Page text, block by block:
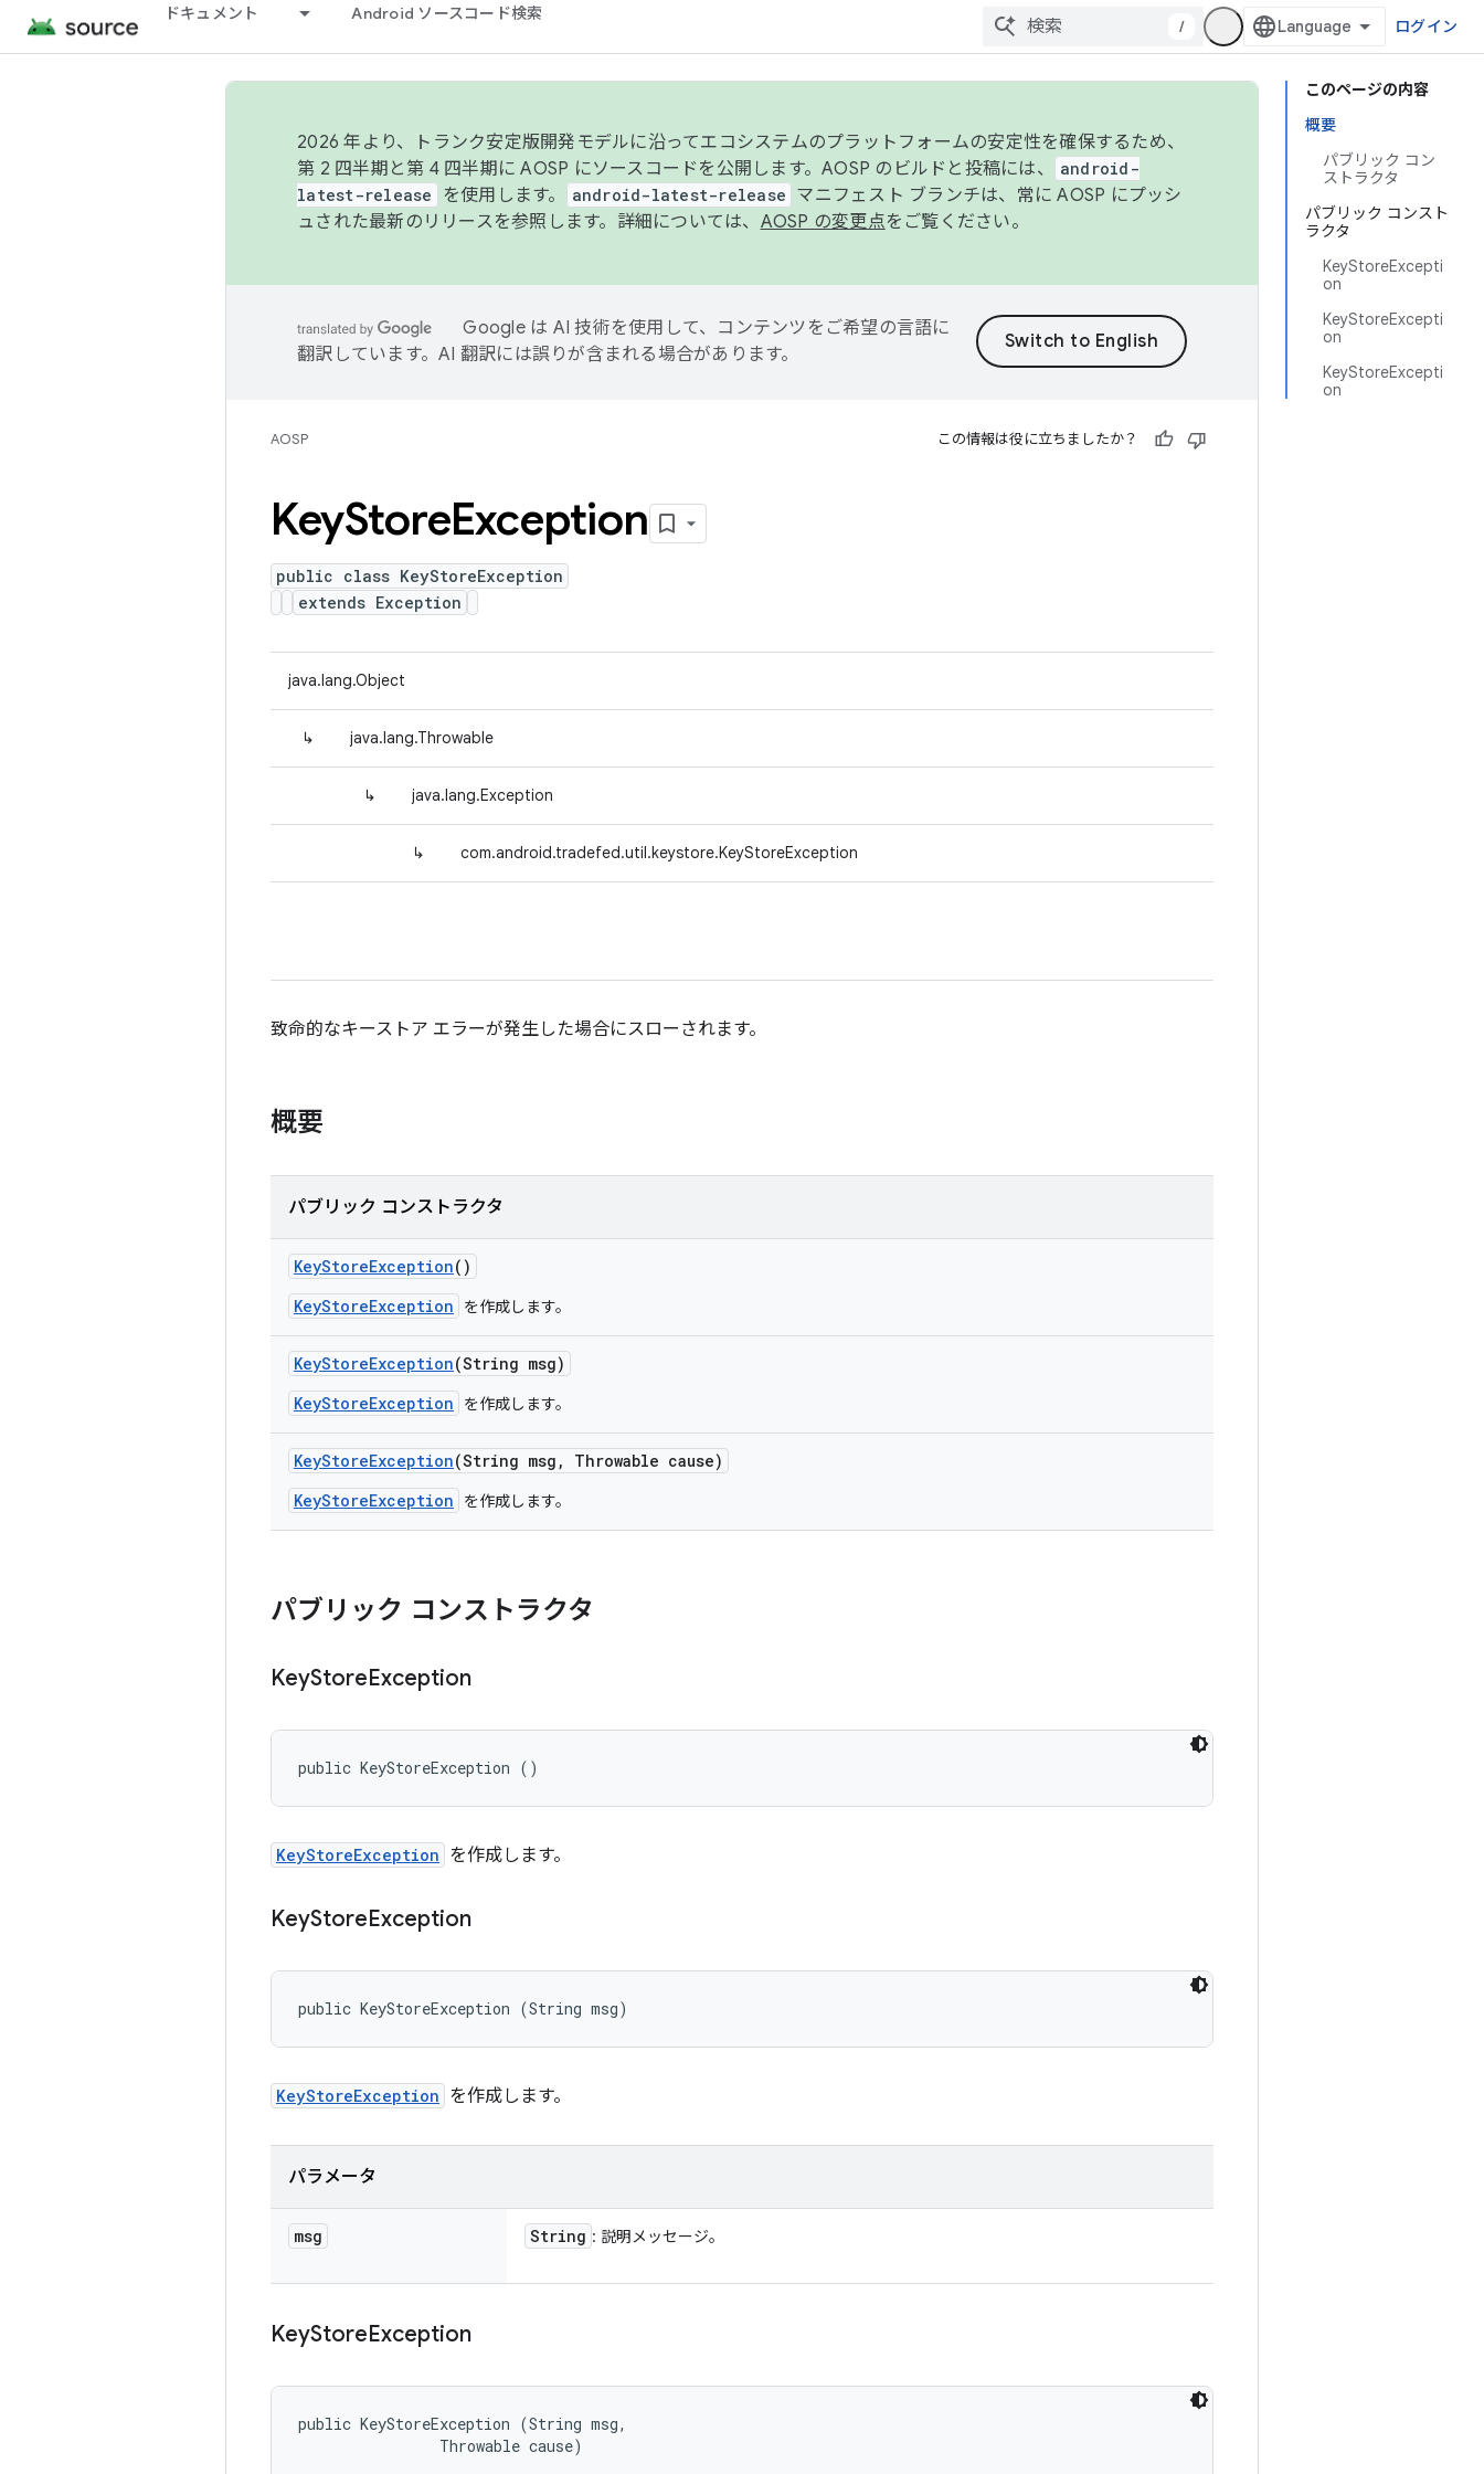
ドキュメント Android ソースコード検索
/ ログイン
このページの内容
概要
パブリック コン
ストラクタ
パブリック コンスト
ラクタ
KeyStoreExcepti
on
KeyStoreExcepti
on
KeyStoreExcepti
on
2026 年より、トランク安定版開発モデルに沿ってエコシステムのプラットフォームの安定性を確保するため、
第 2 四半期と第 4 四半期に AOSP にソースコードを公開します。AOSP のビルドと投稿には、
android-
latest-release
を使用します。 android-latest-release マニフェスト ブランチは、常に AOSP にプッシ
ュされた最新のリリースを参照します。詳細については、 AOSP の変更点をご覧ください。
Google は AI 技術を使用して、コンテンツをご希望の言語に
翻訳しています。AI 翻訳には誤りが含まれる場合があります。
AOSP この情報は役に立ちましたか？
KeyStoreException
public class KeyStoreException
extends Exception
java.lang.Object
↳ java.lang.Throwable
↳ java.lang.Exception
↳ com.android.tradefed.util.keystore.KeyStoreException
致命的なキーストア エラーが発生した場合にスローされます。
概要
パブリック コンストラクタ
KeyStoreException()
KeyStoreException
を作成します。
KeyStoreException(String msg)
KeyStoreException
を作成します。
KeyStoreException(String msg ,
Throwable cause)
KeyStoreException
を作成します。
パブリック コンストラクタ
KeyStoreException
public KeyStoreException ()
KeyStoreException を作成します。
KeyStoreException
public KeyStoreException (String msg)
KeyStoreException を作成します。
パラメータ
msg String : 説明メッセージ。
KeyStoreException
public KeyStoreException (String msg,
                Throwable cause)